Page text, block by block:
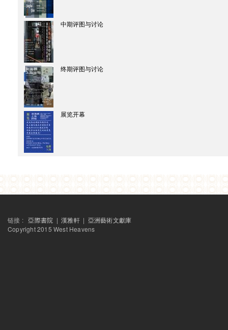
SAME-SAME 项目
中期评图与讨论
SAME-SAME项目
讲座：从城市发展史阅读上海建筑 & 共生的社群
SAME-SAME 项目
上海拼贴：定海桥
SAME-SAME 项目
上海拼贴开题讲座 暨 “定海桥：对历史的艺术实践”展览开幕活动
西天中土沙龙
從台北到德里—印度的當代啟示
电子出版物
西天中土沙龙
這一天，我們在加爾各答
艺术家特派
海市蜃樓 - 台灣閒置公共設施
2013
亚洲故事：重走玄奘的路
SAME-SAME 项目
终期评图与讨论会
SAME-SAME 项目
讲座：上海工人新村简史
中期评图与讨论
终期评图与讨论
展览开幕
链接 :亞際書院 |漢雅軒 | 亞洲藝術文獻庫
Copyright 2015 West Heavens